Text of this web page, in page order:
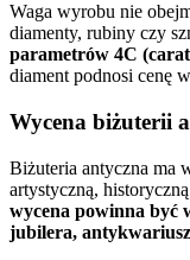
Waga wyrobu nie
diamenty, rubiny czy
parametrów 4C
diament podnosi cenę
Wycena biżuterii
Biżuteria antyczna ma
artystyczną,
wycena powinna być
jubilera,